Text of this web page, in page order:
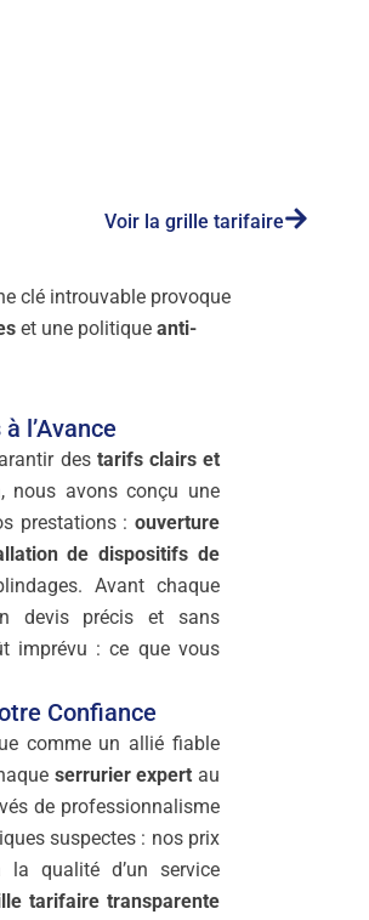
Voir la grille tarifaire
clé introuvable provoque
et une politique anti-
l’Avance
des tarifs clairs et
nous avons conçu une
prestations : ouverture
de dispositifs de
Avant chaque
devis précis et sans
imprévu : ce que vous
Confiance
comme un allié fiable
serrurier expert au
de professionnalisme
suspectes : nos prix
qualité d’un service
tarifaire transparente